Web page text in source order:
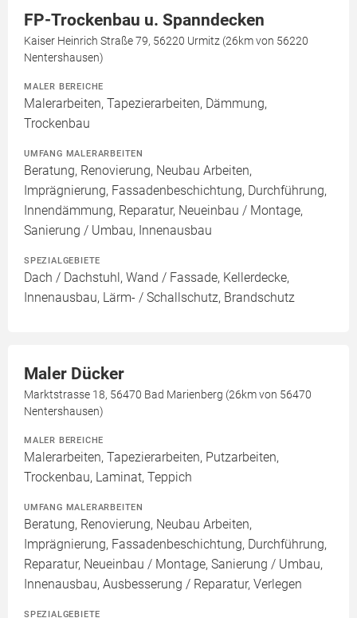
FP-Trockenbau u. Spanndecken
Kaiser Heinrich Straße 79, 56220 Urmitz (26km von 56220
Nentershausen)
MALER BEREICHE
Malerarbeiten, Tapezierarbeiten, Dämmung,
Trockenbau
UMFANG MALERARBEITEN
Beratung, Renovierung, Neubau Arbeiten,
Imprägnierung, Fassadenbeschichtung, Durchführung,
Innendämmung, Reparatur, Neueinbau / Montage,
Sanierung / Umbau, Innenausbau
SPEZIALGEBIETE
Dach / Dachstuhl, Wand / Fassade, Kellerdecke,
Innenausbau, Lärm- / Schallschutz, Brandschutz
Maler Dücker
Marktstrasse 18, 56470 Bad Marienberg (26km von 56470
Nentershausen)
MALER BEREICHE
Malerarbeiten, Tapezierarbeiten, Putzarbeiten,
Trockenbau, Laminat, Teppich
UMFANG MALERARBEITEN
Beratung, Renovierung, Neubau Arbeiten,
Imprägnierung, Fassadenbeschichtung, Durchführung,
Reparatur, Neueinbau / Montage, Sanierung / Umbau,
Innenausbau, Ausbesserung / Reparatur, Verlegen
SPEZIALGEBIETE